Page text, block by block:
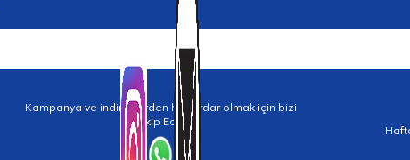
Kampanya ve indirimlerden haberdar olmak için bizi
Takip Edin!